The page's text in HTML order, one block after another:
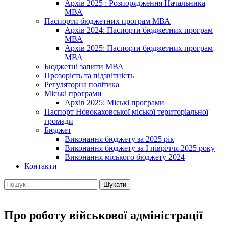
Архів 2025 : Розпорядження Начальника
МВА
Паспорти бюджетних програм МВА
Архів 2024: Паспорти бюджетних програм
МВА
Архів 2025: Паспорти бюджетних програм
МВА
Бюджетні запити МВА
Прозорість та підзвітність
Регуляторна політика
Міські програми
Архів 2025: Міські програми
Паспорт Новокаховської міської територіальної
громади
Бюджет
Виконання бюджету за 2025 рік
Виконання бюджету за І півріччя 2025 року
Виконання міського бюджету 2024
Контакти
Пошук:
Про роботу військової адміністрації